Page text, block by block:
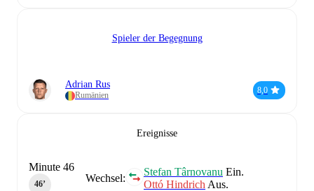
Spieler der Begegnung
Adrian Rus
Rumänien
8,0
Ereignisse
Wechsel:
Stefan Târnovanu Ein.
Ottó Hindrich Aus.
Minute 46
46‎’‎